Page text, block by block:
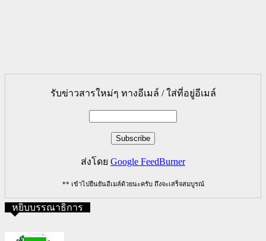
รับข่าวสารใหม่ๆ ทางอีเมล์ / ใส่ที่อยู่อีเมล์
ส่งโดย Google FeedBurner
** เข้าไปยืนยันอีเมล์ด้วยนะครับ ถึงจะเสร็จสมบูรณ์
หยิบบรรณาธิการ